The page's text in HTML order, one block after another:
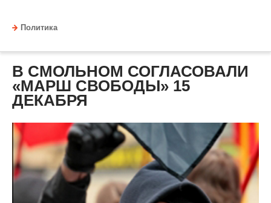
Политика
В СМОЛЬНОМ СОГЛАСОВАЛИ
«МАРШ СВОБОДЫ» 15
ДЕКАБРЯ